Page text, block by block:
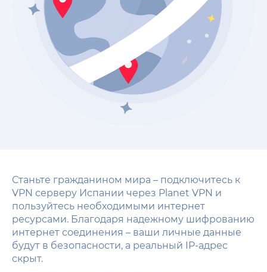
Станьте гражданином мира – подключитесь к
VPN серверу Испании через Planet VPN и
пользуйтесь необходимыми интернет
ресурсами. Благодаря надежному шифрованию
интернет соединения – ваши личные данные
будут в безопасности, а реальный IP-адрес
скрыт.